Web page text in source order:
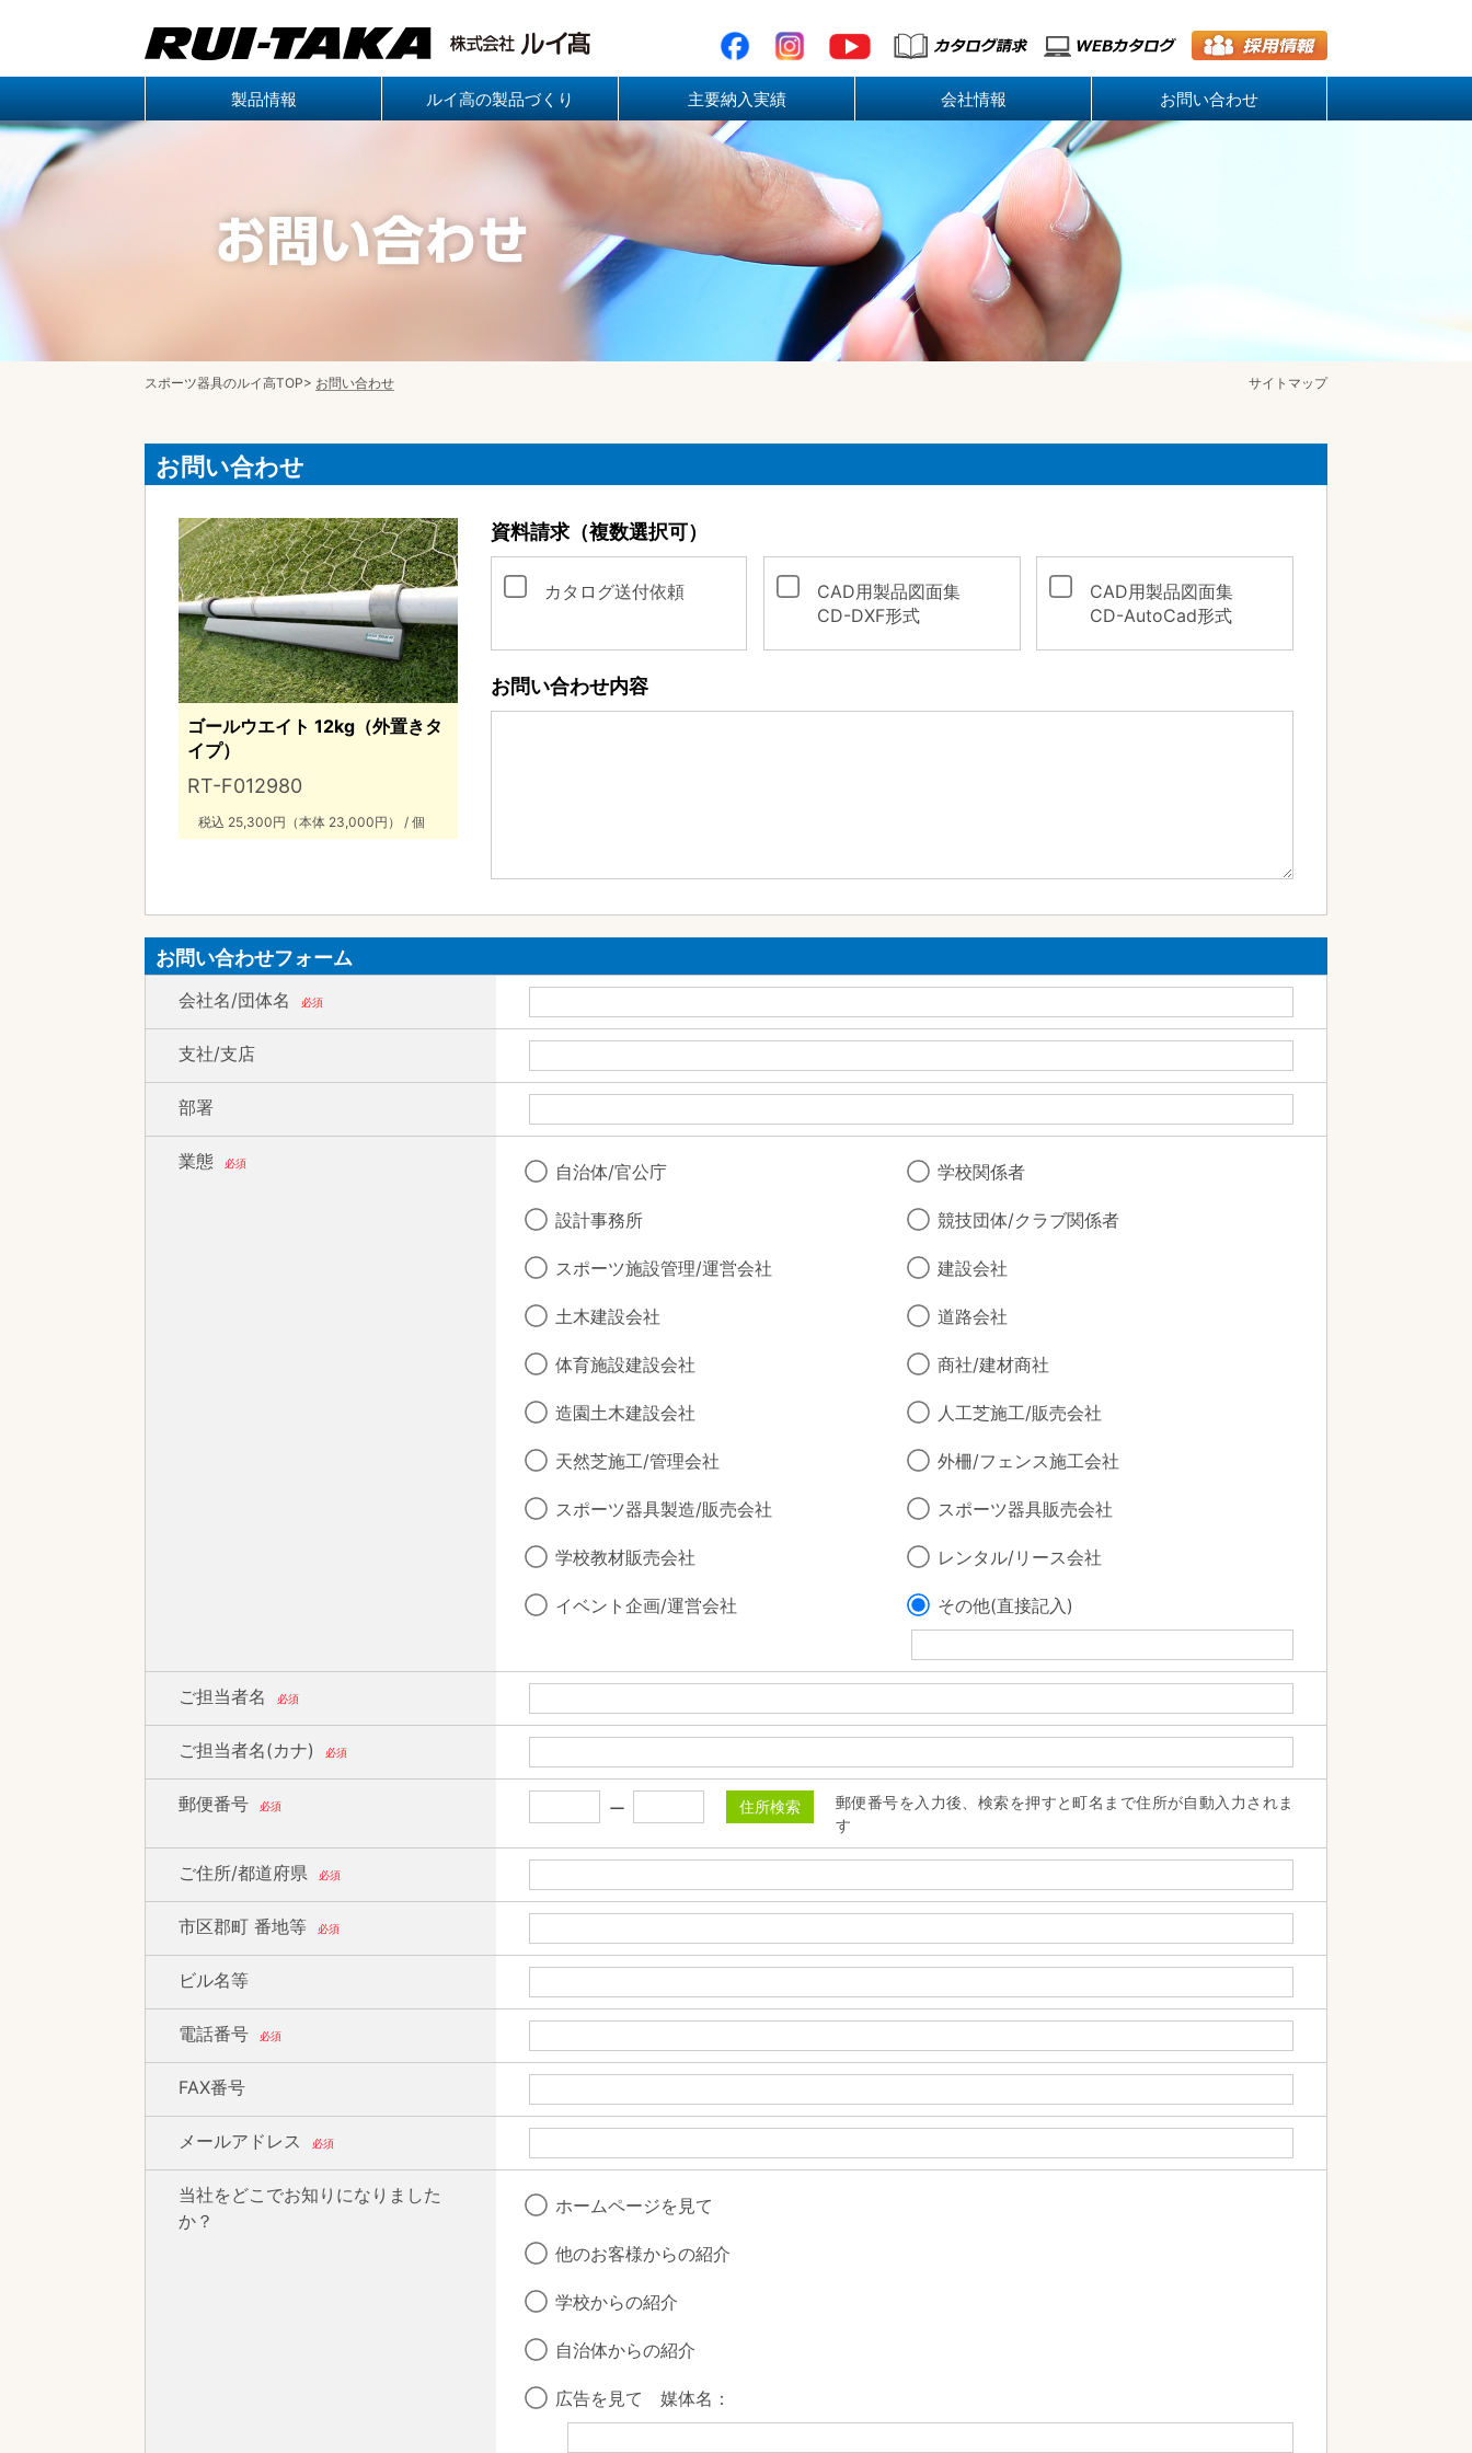
製品情報 ルイ高の製品づくり 主要納入実績 会社情報 お問い合わせ
お問い合わせ
ゴールウエイト 12kg（外置きタ
イプ）
RT-F012980
税込 25,300円（本体 23,000円） / 個
資料請求（複数選択可）
カタログ送付依頼
CAD用製品図面集
CD-DXF形式
CAD用製品図面集
CD-AutoCad形式
お問い合わせ内容
お問い合わせフォーム
会社名/団体名 必須
支社/支店
部署
業態 必須 自治体/官公庁
設計事務所
スポーツ施設管理/運営会社
土木建設会社
体育施設建設会社
造園土木建設会社
天然芝施工/管理会社
スポーツ器具製造/販売会社
学校教材販売会社
イベント企画/運営会社
学校関係者
競技団体/クラブ関係者
建設会社
道路会社
商社/建材商社
人工芝施工/販売会社
外柵/フェンス施工会社
スポーツ器具販売会社
レンタル/リース会社
その他(直接記入)
ご担当者名 必須
ご担当者名(カナ) 必須
郵便番号 必須 住所検索
郵便番号を入力後、検索を押すと町名まで住所が自動入力されま
す
ご住所/都道府県 必須
市区郡町 番地等 必須
ビル名等
電話番号 必須
FAX番号
メールアドレス 必須
当社をどこでお知りになりました
か？
ホームページを見て
他のお客様からの紹介
学校からの紹介
自治体からの紹介
広告を見て 媒体名：
スポーツ器具のルイ高TOP> お問い合わせ サイトマップ